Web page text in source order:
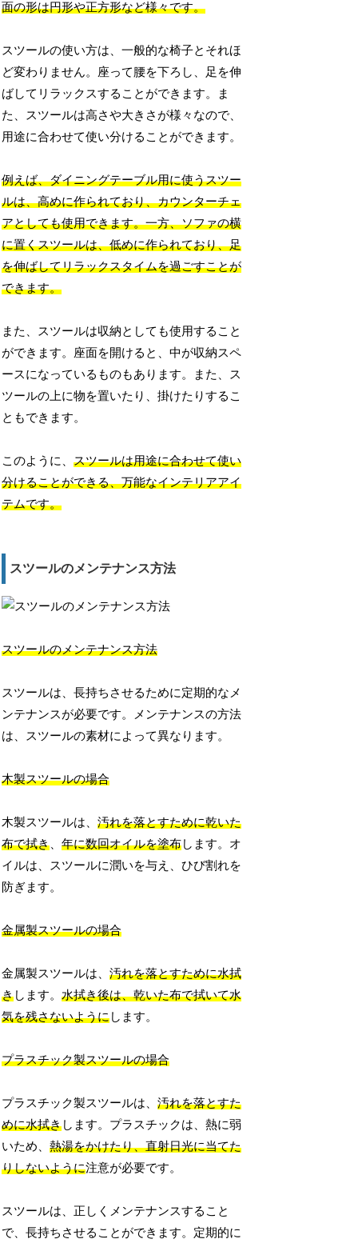
面の形は円形や正方形など様々です。
スツールの使い方は、一般的な椅子とそれほ
ど変わりません。座って腰を下ろし、足を伸
ばしてリラックスすることができます。ま
た、スツールは高さや大きさが様々なので、
用途に合わせて使い分けることができます。
例えば、ダイニングテーブル用に使うスツー
ルは、高めに作られており、カウンターチェ
アとしても使用できます。一方、ソファの横
に置くスツールは、低めに作られており、足
を伸ばしてリラックスタイムを過ごすことが
できます。
また、スツールは収納としても使用すること
ができます。座面を開けると、中が収納スペ
ースになっているものもあります。また、ス
ツールの上に物を置いたり、掛けたりするこ
ともできます。
このように、スツールは用途に合わせて使い
分けることができる、万能なインテリアアイ
テムです。
スツールのメンテナンス方法
スツールのメンテナンス方法
スツールは、長持ちさせるために定期的なメ
ンテナンスが必要です。メンテナンスの方法
は、スツールの素材によって異なります。
木製スツールの場合
木製スツールは、汚れを落とすために乾いた
布で拭き、年に数回オイルを塗布します。オ
イルは、スツールに潤いを与え、ひび割れを
防ぎます。
金属製スツールの場合
金属製スツールは、汚れを落とすために水拭
きします。水拭き後は、乾いた布で拭いて水
気を残さないようにします。
プラスチック製スツールの場合
プラスチック製スツールは、汚れを落とすた
めに水拭きします。プラスチックは、熱に弱
いため、熱湯をかけたり、直射日光に当てた
りしないように注意が必要です。
スツールは、正しくメンテナンスすること
で、長持ちさせることができます。定期的に